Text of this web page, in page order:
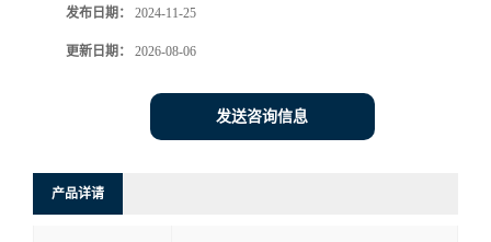
发布日期： 2024-11-25
更新日期： 2026-08-06
发送咨询信息
产品详请